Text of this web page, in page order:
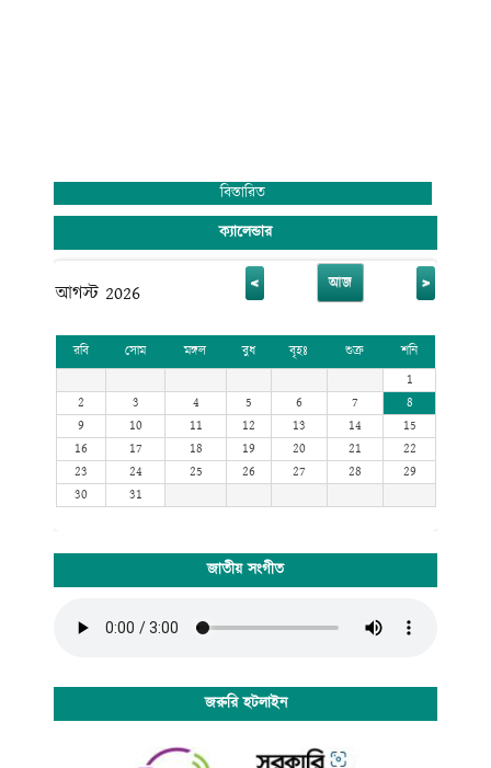
বিস্তারিত
ক্যালেন্ডার
আগস্ট 2026 < আজ >
রবি সোম মঙ্গল বুধ বৃহঃ শুক্র
শনি
1
2
3 4 5 6 7
8
9
10 11 12 13 14
15
16
17 18 19 20 21
22
23
24 25 26 27 28
29
30
31
জাতীয় সংগীত
জরুরি হটলাইন